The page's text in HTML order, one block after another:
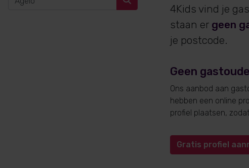
4Kids vind je
staan er geen
je postcode.
Geen
Ons aanbod aan
hebben een online
profiel plaatsen,
Gratis profiel